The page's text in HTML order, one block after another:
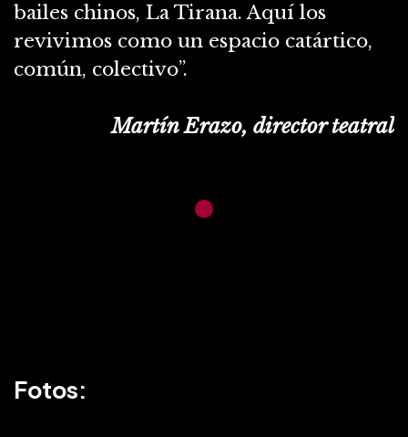
bailes chinos, La Tirana. Aquí los
revivimos como un espacio catártico,
común, colectivo”.
Martín Erazo, director teatral
Fotos: